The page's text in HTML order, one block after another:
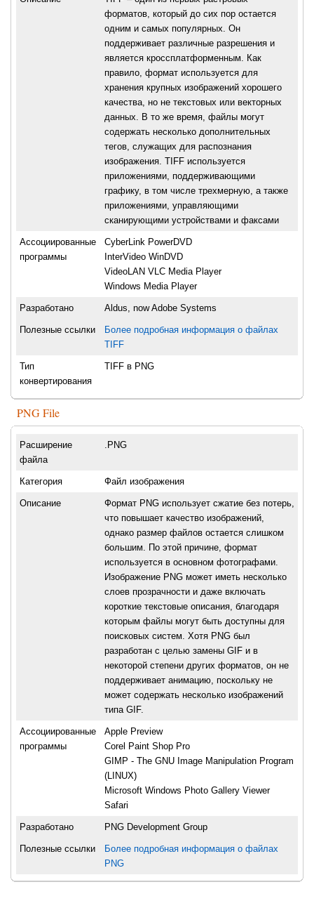
форматов, который до сих пор остается
одним и самых популярных. Он
поддерживает различные разрешения и
является кроссплатформенным. Как
правило, формат используется для
хранения крупных изображений хорошего
качества, но не текстовых или векторных
данных. В то же время, файлы могут
содержать несколько дополнительных
тегов, служащих для распознания
изображения. TIFF используется
приложениями, поддерживающими
графику, в том числе трехмерную, а также
приложениями, управляющими
сканирующими устройствами и факсами
Ассоциированные
программы
CyberLink PowerDVD
InterVideo WinDVD
VideoLAN VLC Media Player
Windows Media Player
Разработано Aldus, now Adobe Systems
Полезные ссылки
Более подробная информация о файлах
TIFF
Тип
конвертирования
TIFF в PNG
PNG File
Расширение
файла
.PNG
Категория Файл изображения
Описание
Формат PNG использует сжатие без потерь,
что повышает качество изображений,
однако размер файлов остается слишком
большим. По этой причине, формат
используется в основном фотографами.
Изображение PNG может иметь несколько
слоев прозрачности и даже включать
короткие текстовые описания, благодаря
которым файлы могут быть доступны для
поисковых систем. Хотя PNG был
разработан с целью замены GIF и в
некоторой степени других форматов, он не
поддерживает анимацию, поскольку не
может содержать несколько изображений
типа GIF.
Ассоциированные
программы
Apple Preview
Corel Paint Shop Pro
GIMP - The GNU Image Manipulation Program
(LINUX)
Microsoft Windows Photo Gallery Viewer
Safari
Разработано PNG Development Group
Полезные ссылки
Более подробная информация о файлах
PNG